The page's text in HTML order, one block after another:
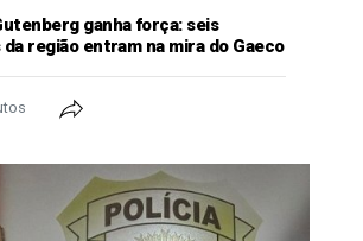
ganha força: seis
região entram na mira do Gaeco